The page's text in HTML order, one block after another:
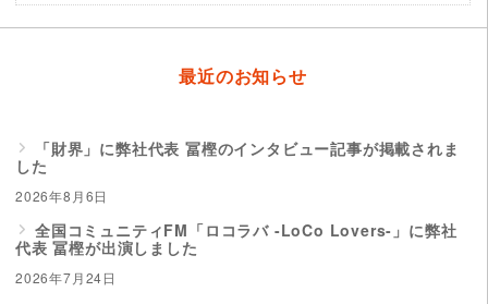
最近のお知らせ
「財界」に弊社代表 冨樫のインタビュー記事が掲載されま
した
2026年8月6日
全国コミュニティFM「ロコラバ -LoCo Lovers-」に弊社
代表 冨樫が出演しました
2026年7月24日